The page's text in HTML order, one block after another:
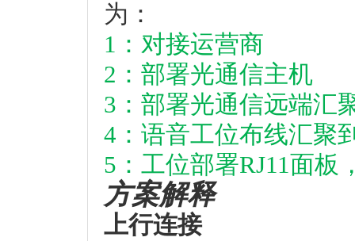
为：
1：对接运营商
2：部署光通信主机
3：部署光通信远端汇
4：语音工位布线汇聚
5：工位部署RJ11面板
方案解释
上行连接